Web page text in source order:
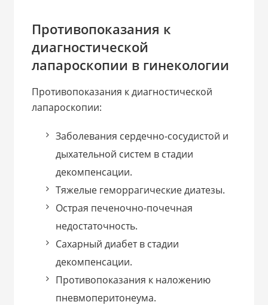
Противопоказания к
диагностической
лапароскопии в гинекологии
Противопоказания к диагностической
лапароскопии:
Заболевания сердечно-сосудистой и
дыхательной систем в стадии
декомпенсации.
Тяжелые геморрагические диатезы.
Острая печеночно-почечная
недостаточность.
Сахарный диабет в стадии
декомпенсации.
Противопоказания к наложению
пневмоперитонеума.